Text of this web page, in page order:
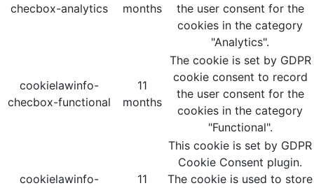
checbox-analytics
months
the user consent for the
cookies in the category
"Analytics".
cookielawinfo-
checbox-functional
11
months
The cookie is set by GDPR
cookie consent to record
the user consent for the
cookies in the category
"Functional".
cookielawinfo-
11
This cookie is set by GDPR
Cookie Consent plugin.
The cookie is used to store